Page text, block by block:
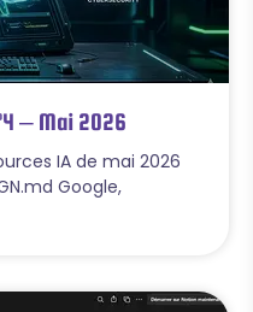
– Mai 2026
IA de mai 2026
Google,